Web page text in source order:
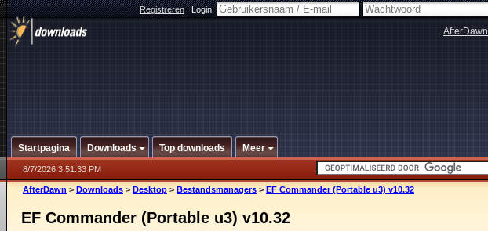
Registreren|Login:
AfterDawn
Startpagina Downloads Top downloads Meer
8/7/2026 3:51:33 PM
AfterDawn > Downloads > Desktop > Bestandsmanagers > EF Commander (Portable u3) v10.32
EF Commander (Portable u3) v10.32